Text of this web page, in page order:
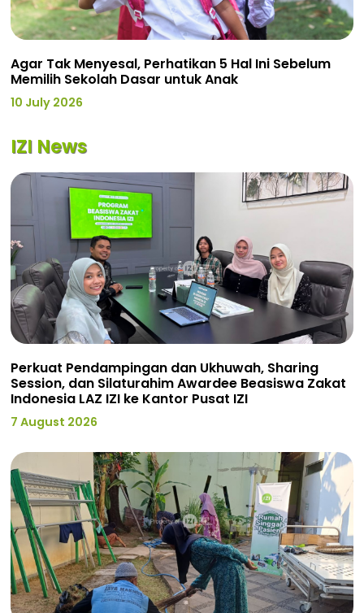
Agar Tak Menyesal, Perhatikan 5 Hal Ini Sebelum
Memilih Sekolah Dasar untuk Anak
10 July 2026
IZI News
Perkuat Pendampingan dan Ukhuwah, Sharing
Session, dan Silaturahim Awardee Beasiswa Zakat
Indonesia LAZ IZI ke Kantor Pusat IZI
7 August 2026